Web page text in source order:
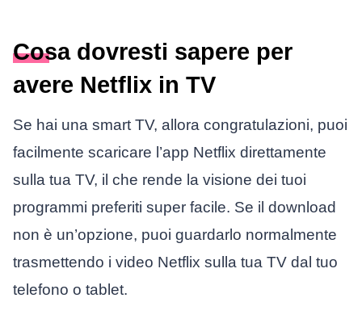
Cosa dovresti sapere per
avere Netflix in TV
Se hai una smart TV, allora congratulazioni, puoi
facilmente scaricare l’app Netflix direttamente
sulla tua TV, il che rende la visione dei tuoi
programmi preferiti super facile. Se il download
non è un’opzione, puoi guardarlo normalmente
trasmettendo i video Netflix sulla tua TV dal tuo
telefono o tablet.